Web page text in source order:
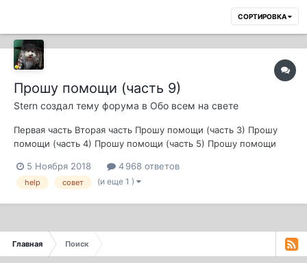
СОРТИРОВКА
Прошу помощи (часть 9)
Stern создал тему форума в Обо всем на свете
Первая часть Вторая часть Прошу помощи (часть 3) Прошу
помощи (часть 4) Прошу помощи (часть 5) Прошу помощи
5 Ноября 2018
4 968 ответов
help совет (и еще 1 )
Главная Поиск